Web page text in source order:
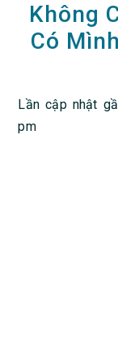
Không
Có
Lần cập nhật
pm